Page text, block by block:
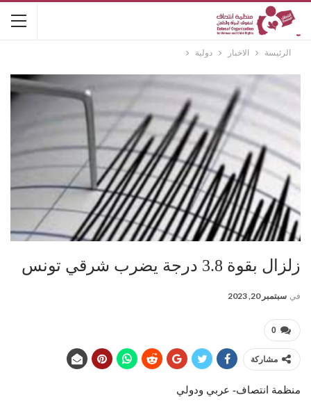
الرئيسة الاخبار دولية
زلزال بقوة 3.8 درجة يضرب شرقي تونس
في سبتمبر 20, 2023
0
مشاركة
منظمة انتصاف- عربي ودولي